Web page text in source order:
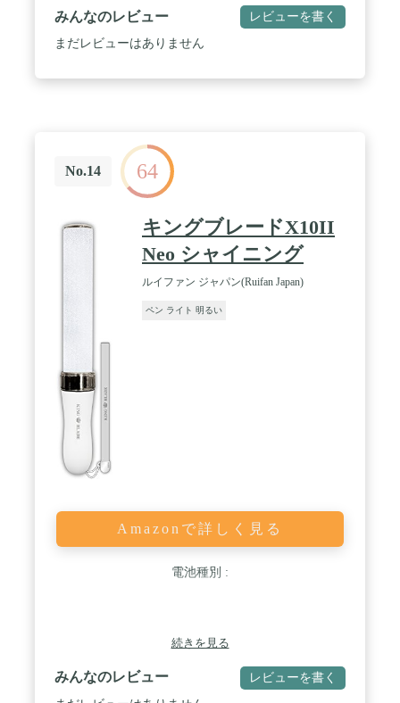
をダウンロードすることで、自分の欲しい色を直感
的に作れます。
みんなのレビュー レビューを書く
まだレビューはありません
No.14 64
キングブレードX10II
Neo シャイニング
ルイファン ジャパン(Ruifan Japan)
ペン ライト 明るい
Amazonで詳しく見る
電池種別 :
続きを見る
みんなのレビュー レビューを書く